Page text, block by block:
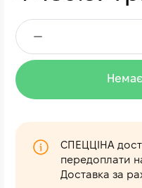
СПЕЦЦІНА
передоплати
Доставка за